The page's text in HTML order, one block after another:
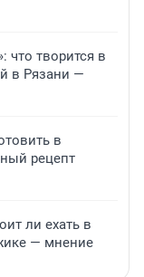
что творится в
в Рязани —
в
рецепт
ли ехать в
— мнение